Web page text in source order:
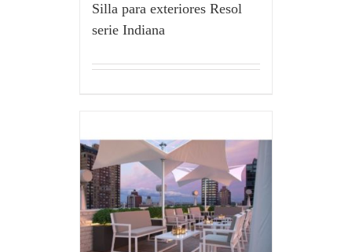
Silla para exteriores Resol
serie Indiana